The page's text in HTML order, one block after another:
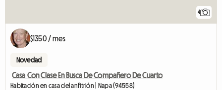
4
$1350 / mes
Novedad
Casa Con Clase En Busca De Compañero De Cuarto
Habitación en casa del anfitrión | Napa (94558)